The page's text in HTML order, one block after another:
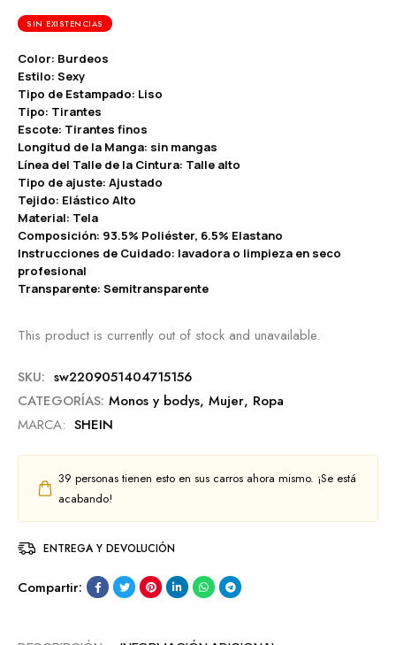
SIN EXISTENCIAS
Color: Burdeos
Estilo: Sexy
Tipo de Estampado: Liso
Tipo: Tirantes
Escote: Tirantes finos
Longitud de la Manga: sin mangas
Línea del Talle de la Cintura: Talle alto
Tipo de ajuste: Ajustado
Tejido: Elástico Alto
Material: Tela
Composición: 93.5% Poliéster, 6.5% Elastano
Instrucciones de Cuidado: lavadora o limpieza en seco
profesional
Transparente: Semitransparente
This product is currently out of stock and unavailable.
SKU: sw2209051404715156
CATEGORÍAS: Monos y bodys, Mujer, Ropa
MARCA: SHEIN
39 personas tienen esto en sus carros ahora mismo. ¡Se está
acabando!
ENTREGA Y DEVOLUCIÓN
Compartir: